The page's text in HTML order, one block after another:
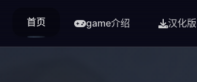
首页 game介绍 汉化